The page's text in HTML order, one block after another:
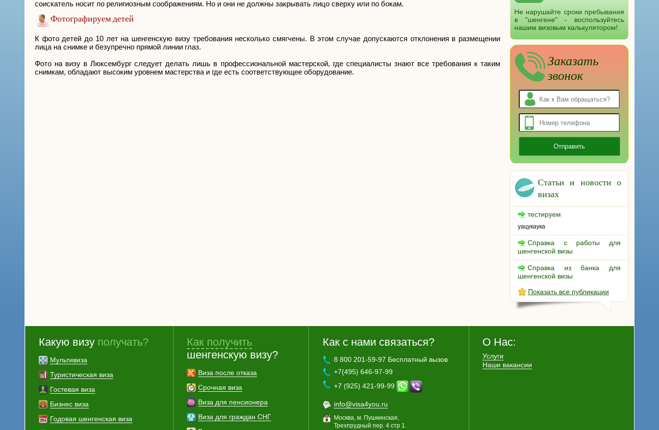
Не нарушайте сроки пребывания
в "шенгене" - воспользуйтесь
нашим визовым калькулятором!
Заказать
звонок
Статьи и новости о
визах
тестируем
уацукаука
Справка с работы для
шенгенской визы
Справка из банка для
шенгенской визы
Показать все публикации
соискатель носит по религиозным соображениям. Но и они не должны закрывать лицо сверху или по бокам.
Фотографируем детей
К фото детей до 10 лет на шенгенскую визу требования несколько смягчены. В этом случае допускаются отклонения в размещении
лица на снимке и безупречно прямой линии глаз.
Фото на визу в Люксембург следует делать лишь в профессиональной мастерской, где специалисты знают все требования к таким
снимкам, обладают высоким уровнем мастерства и где есть соответствующее оборудование.
Какую визу получать?
Мультивиза
Туристическая виза
Гостевая виза
Бизнес виза
Годовая шенгенская виза
Как получить
шенгенскую визу?
Виза после отказа
Срочная виза
Виза для пенсионера
Виза для граждан СНГ
Как с нами связаться?
8 800 201-59-97 Бесплатный вызов
+7(495) 646-97-99
+7 (925) 421-99-99
info@visa4you.ru
Москва, м. Пушкинская,
Трехпрудный пер. 4 стр 1.
О Нас:
Услуги
Наши вакансии